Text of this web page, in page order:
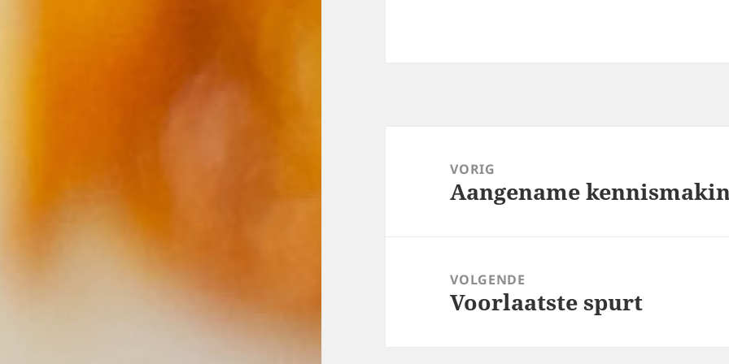
navigatieVORIG
Vorig
Aangename
VOLGENDE
Volgend
Voorlaatste spurt